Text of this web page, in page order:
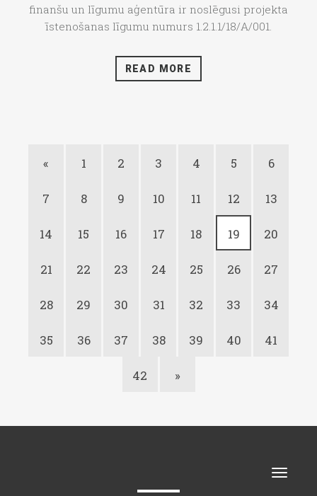
finanšu un līgumu aģentūra ir noslēgusi projekta
īstenošanas līgumu numurs 1.2.1.1/18/A/001.
READ MORE
« 1 2 3 4 5 6
7 8 9 10 11 12 13
14 15 16 17 18 19 20
21 22 23 24 25 26 27
28 29 30 31 32 33 34
35 36 37 38 39 40 41
42 »
Toggle